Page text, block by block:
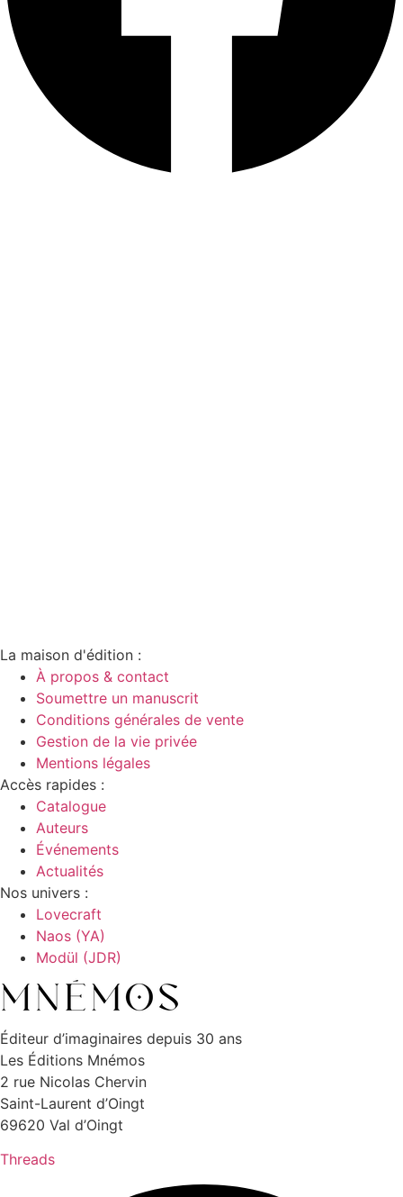
La maison d'édition :
À propos & contact
Soumettre un manuscrit
Conditions générales de vente
Gestion de la vie privée
Mentions légales
Accès rapides :
Catalogue
Auteurs
Événements
Actualités
Nos univers :
Lovecraft
Naos (YA)
Modül (JDR)
Éditeur d’imaginaires depuis 30 ans
Les Éditions Mnémos
2 rue Nicolas Chervin
Saint-Laurent d’Oingt
69620 Val d’Oingt
Threads